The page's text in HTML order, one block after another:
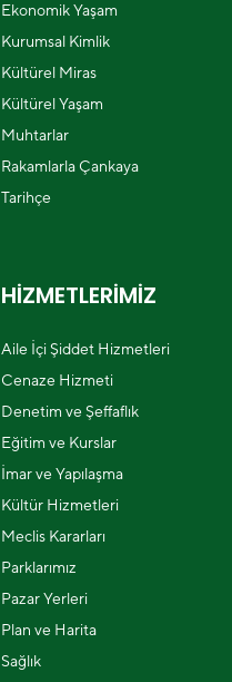
Ekonomik Yaşam
Kurumsal Kimlik
Kültürel Miras
Kültürel Yaşam
Muhtarlar
Rakamlarla Çankaya
Tarihçe
HİZMETLERİMİZ
Aile İçi Şiddet Hizmetleri
Cenaze Hizmeti
Denetim ve Şeffaflık
Eğitim ve Kurslar
İmar ve Yapılaşma
Kültür Hizmetleri
Meclis Kararları
Parklarımız
Pazar Yerleri
Plan ve Harita
Sağlık